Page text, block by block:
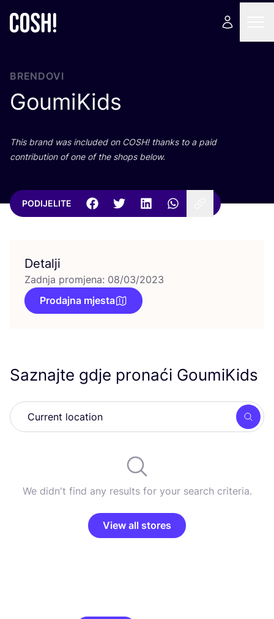
BRENDOVI
GoumiKids
This brand was inclu­ded on COSH! than­ks to a paid
con­tri­bu­ti­on of one of the shops below.
PODIJELITE
Detalji
Zadnja promjena: 08/03/2023
Prodajna mjesta
Saznajte gdje pronaći GoumiKids
We didn't find any results for your search criteria.
View all stores